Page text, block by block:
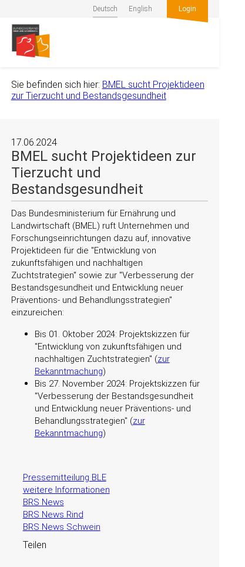
Deutsch English Login
Sie befinden sich hier: BMEL sucht Projektideen
zur Tierzucht und Bestandsgesundheit
17.06.2024
BMEL sucht Projektideen zur
Tierzucht und
Bestandsgesundheit
Das Bundesministerium für Ernährung und
Landwirtschaft (BMEL) ruft Unternehmen und
Forschungseinrichtungen dazu auf, innovative
Projektideen für die
Entwicklung von
zukunftsfähigen und nachhaltigen
Zuchtstrategien sowie zur Verbesserung der
Bestandsgesundheit und Entwicklung neuer
Präventions- und Behandlungsstrategien
einzureichen:
Bis 01. Oktober 2024: Projektskizzen für
Entwicklung von zukunftsfähigen und
nachhaltigen Zuchtstrategien (zur
Bekanntmachung)
Bis 27. November 2024: Projektskizzen für
Verbesserung der Bestandsgesundheit
und Entwicklung neuer Präventions- und
Behandlungsstrategien (zur
Bekanntmachung)
Pressemitteilung BLE
weitere Informationen
BRS News
BRS News Rind
BRS News Schwein
Teilen